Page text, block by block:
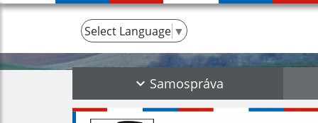
Select Language ▼
Samospráva